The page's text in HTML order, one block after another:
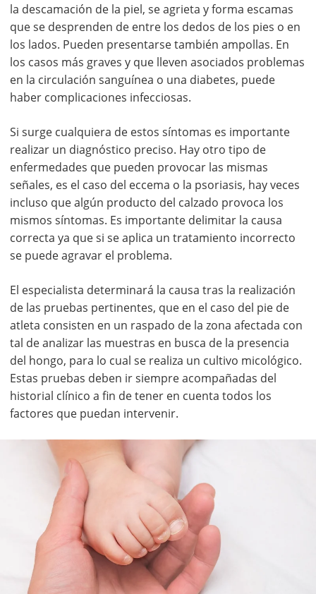
la descamación de la piel, se agrieta y forma escamas
que se desprenden de entre los dedos de los pies o en
los lados. Pueden presentarse también ampollas. En
los casos más graves y que lleven asociados problemas
en la circulación sanguínea o una diabetes, puede
haber complicaciones infecciosas.
Si surge cualquiera de estos síntomas es importante
realizar un diagnóstico preciso. Hay otro tipo de
enfermedades que pueden provocar las mismas
señales, es el caso del eccema o la psoriasis, hay veces
incluso que algún producto del calzado provoca los
mismos síntomas. Es importante delimitar la causa
correcta ya que si se aplica un tratamiento incorrecto
se puede agravar el problema.
El especialista determinará la causa tras la realización
de las pruebas pertinentes, que en el caso del pie de
atleta consisten en un raspado de la zona afectada con
tal de analizar las muestras en busca de la presencia
del hongo, para lo cual se realiza un cultivo micológico.
Estas pruebas deben ir siempre acompañadas del
historial clínico a fin de tener en cuenta todos los
factores que puedan intervenir.